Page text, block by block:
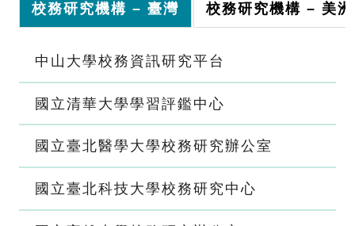
校務研究機構 – 臺灣 校務研究機構 – 美洲
中山大學校務資訊研究平台
國立清華大學學習評鑑中心
國立臺北醫學大學校務研究辦公室
國立臺北科技大學校務研究中心